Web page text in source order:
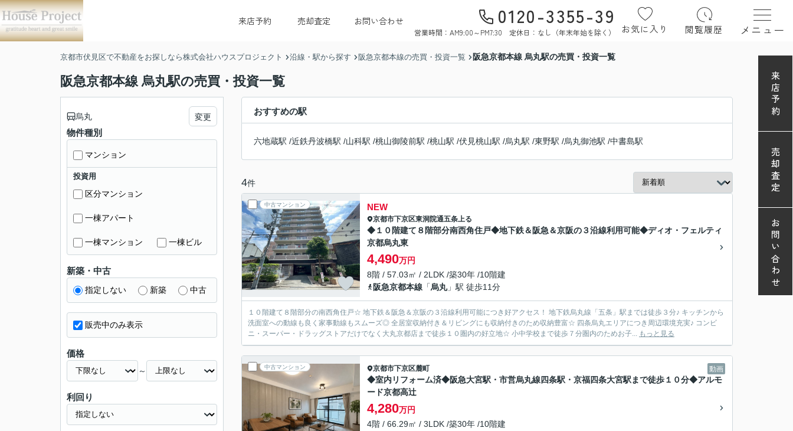
来店予約 売却査定 お問い合わせ 0120-3355-39
営業時間：AM9:00～PM7:30 定休日：なし（年末年始を除く） お気に入り 閲覧履歴 メニュー
京都市伏見区で不動産をお探しなら株式会社ハウスプロジェクト 沿線・駅から探す 阪急京都本線の売買・投資一覧 阪急京都本線 烏丸駅の売買・投資一覧
阪急京都本線 烏丸駅の売買・投資一覧
おすすめの駅
六地蔵駅 /近鉄丹波橋駅 /山科駅 /桃山御陵前駅 /桃山駅 /伏見桃山駅 /烏丸駅 /東野駅 /烏丸御池駅 /中書島駅
4件
中古マンション NEW
京都市下京区東洞院通五条上る
◆１０階建て８階部分南西角住戸◆地下鉄＆阪急＆京阪の３沿線利用可能◆ディオ・フェルティ
京都烏丸東
4,490万円
8階 / 57.03㎡ / 2LDK /築30年 /10階建
阪急京都本線 「烏丸」駅 徒歩11分
１０階建て８階部分の南西角住戸☆ 地下鉄＆阪急＆京阪の３沿線利用可能につき好アクセス！ 地下鉄烏丸線「五条」駅までは徒歩３分♪ キッチンから
洗面室への動線も良く家事動線もスムーズ◎ 全居室収納付き＆リビングにも収納付きのため収納豊富☆ 四条烏丸エリアにつき周辺環境充実♪ コンビ
ニ・スーパー・ドラッグストアだけでなく大丸京都店まで徒歩１０圏内の好立地☆ 小中学校まで徒歩７分圏内のためお子... もっと見る
中古マンション 動画
京都市下京区麓町
◆室内リフォーム済◆阪急大宮駅・市営烏丸線四条駅・京福四条大宮駅まで徒歩１０分◆アルモ
ード京都高辻
4,280万円
4階 / 66.29㎡ / 3LDK /築30年 /10階建
烏丸 変更
物件種別
マンション
投資用
区分マンション
一棟アパート
一棟マンション 一棟ビル
新築・中古
指定しない 新築 中古
販売中のみ表示
価格
～
利回り
来店予約
売却査定
お問い合わせ